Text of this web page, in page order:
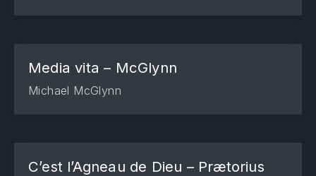
Media vita – McGlynn
Michael McGlynn
C’est l’Agneau de Dieu – Prætorius